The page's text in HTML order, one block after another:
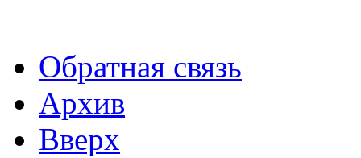
Обратная связь
Архив
Вверх